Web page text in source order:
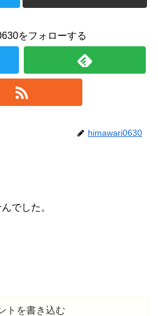
をフォローする
himawari0630
でした。
トを書き込む